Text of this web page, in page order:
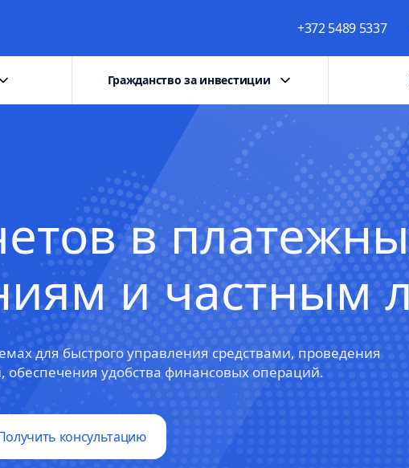
+372 5489 5337
Гражданство за инвестиции
в
и частным
для быстрого управления средствами, проведения
удобства финансовых операций.
консультацию